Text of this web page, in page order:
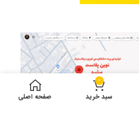
0
سبد خرید صفحه اصلی